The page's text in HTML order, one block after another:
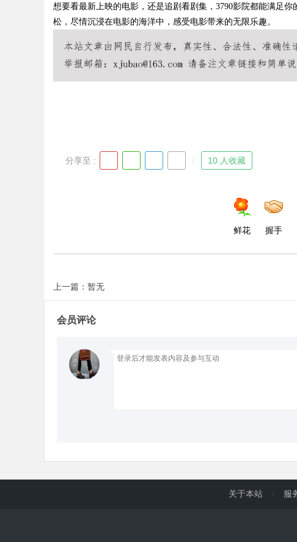
d
想要看最新上映的电影，还是追剧看剧集，3790影院都能满足
松，尽情沉浸在电影的海洋中，感受电影带来的无限乐趣。
分享至 : 10 人收藏
鲜花 握手
上一篇：暂无
会员评论
关于本站 / 服